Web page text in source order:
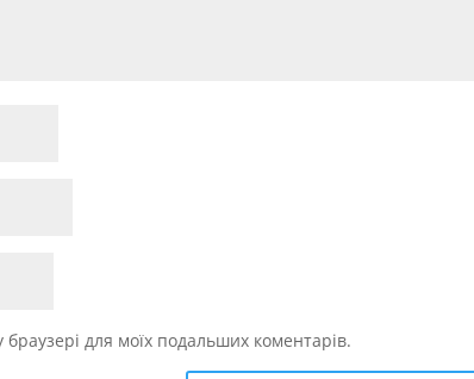
для моїх подальших коментарів.